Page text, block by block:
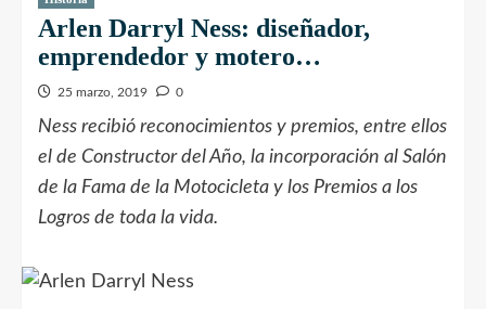
Arlen Darryl Ness: diseñador,
emprendedor y motero…
25 marzo, 2019 0
Ness recibió reconocimientos y premios, entre ellos
el de Constructor del Año, la incorporación al Salón
de la Fama de la Motocicleta y los Premios a los
Logros de toda la vida.